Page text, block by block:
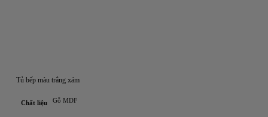
Tủ bếp màu trắng xám
Chất liệu Gỗ MDF